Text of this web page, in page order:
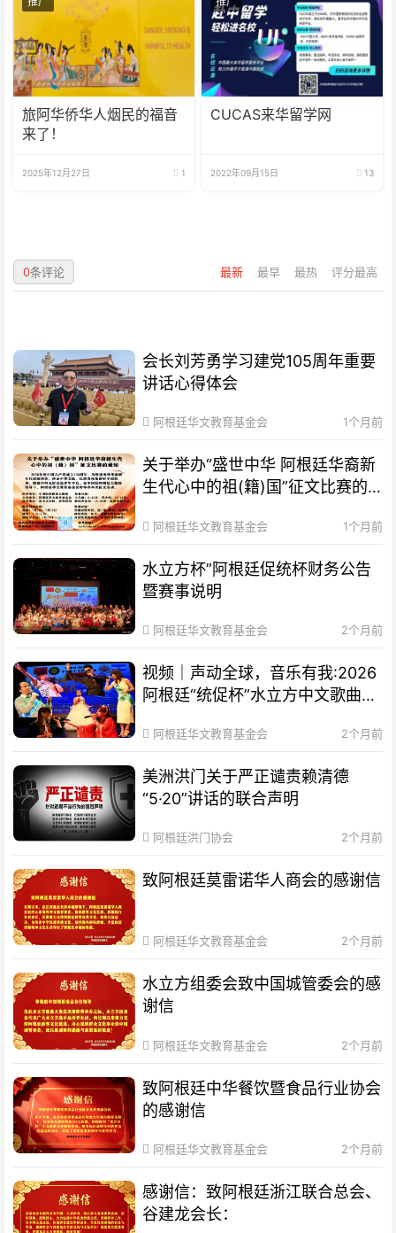
旅阿华侨华人烟民的福音
来了！
2025年12月27日 1
CUCAS来华留学网
2022年09月15日 13
最新 最早 最热 评分最高
0条评论
会长刘芳勇学习建党105周年重要
讲话心得体会
阿根廷华文教育基金会 1个月前
关于举办“盛世中华 阿根廷华裔新
生代心中的祖(籍)国”征文比赛的
阿根廷华文教育基金会 1个月前
水立方杯”阿根廷促统杯财务公告
暨赛事说明
阿根廷华文教育基金会 2个月前
视频｜声动全球，音乐有我:2026
阿根廷“统促杯”水立方中文歌曲大
阿根廷华文教育基金会 2个月前
美洲洪门关于严正谴责赖清德
“5·20”讲话的联合声明
阿根廷洪门协会 2个月前
致阿根廷莫雷诺华人商会的感谢信
阿根廷华文教育基金会 2个月前
水立方组委会致中国城管委会的感
谢信
阿根廷华文教育基金会 2个月前
致阿根廷中华餐饮暨食品行业协会
的感谢信
阿根廷华文教育基金会 2个月前
感谢信：致阿根廷浙江联合总会、
谷建龙会长：